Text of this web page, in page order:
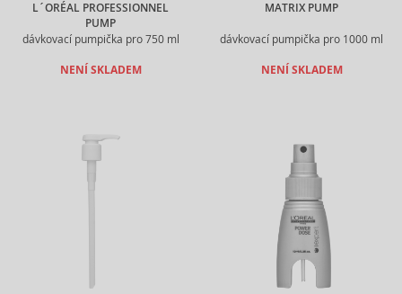
L´ORÉAL PROFESSIONNEL
PUMP
dávkovací pumpička pro 750 ml
NENÍ SKLADEM
MATRIX PUMP
dávkovací pumpička pro 1000 ml
NENÍ SKLADEM